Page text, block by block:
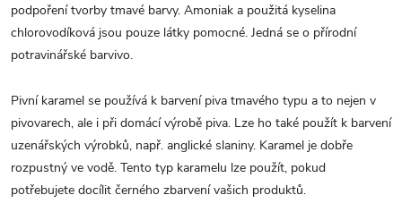
podpoření tvorby tmavé barvy. Amoniak a použitá kyselina
chlorovodíková jsou pouze látky pomocné. Jedná se o přírodní
potravinářské barvivo.
Pivní karamel se používá k barvení piva tmavého typu a to nejen v
pivovarech, ale i při domácí výrobě piva. Lze ho také použít k barvení
uzenářských výrobků, např. anglické slaniny. Karamel je dobře
rozpustný ve vodě. Tento typ karamelu lze použít, pokud
potřebujete docílit černého zbarvení vašich produktů.